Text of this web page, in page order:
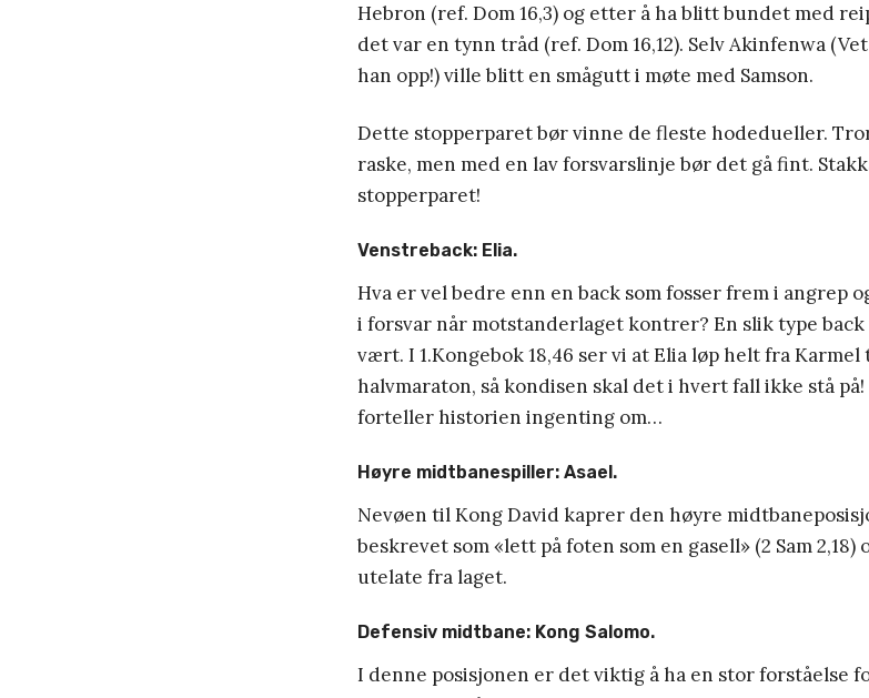
Hebron (ref. Dom 16,3) og etter å ha blitt bundet med
det var en tynn tråd (ref. Dom 16,12). Selv Akinfenwa
han opp!) ville blitt en smågutt i møte med Samson.
Dette stopperparet bør vinne de fleste hodedueller.
raske, men med en lav forsvarslinje bør det gå fint.
stopperparet!
Venstreback: Elia.
Hva er vel bedre enn en back som fosser frem i angrep
i forsvar når motstanderlaget kontrer? En slik type
vært. I 1.Kongebok 18,46 ser vi at Elia løp helt fra
halvmaraton, så kondisen skal det i hvert fall ikke stå
forteller historien ingenting om…
Høyre midtbanespiller: Asael.
Nevøen til Kong David kaprer den høyre
beskrevet som «lett på foten som en gasell» (2 Sam
utelate fra laget.
Defensiv midtbane: Kong Salomo.
I denne posisjonen er det viktig å ha en stor forståelse